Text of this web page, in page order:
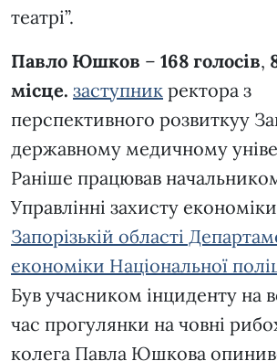
театрі”.
Павло Юшков – 168 голосів,
місце. заступник ректора з
перспективного розвиткуу
державному медичному
Раніше працював
Управлінні захисту економіки
Запорізькій області
економіки Національної
Був учасником інциденту на
час прогулянки на човні
колега Павла Юшкова